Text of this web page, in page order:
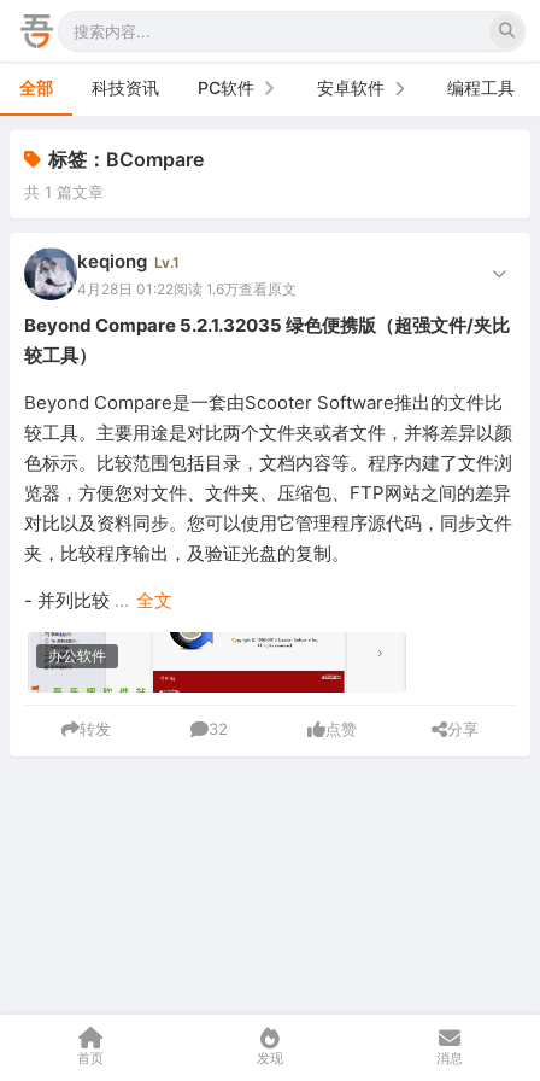
首页 发现 消息
全部 科技资讯 PC软件
办公软件
网络软件
图形图像
游戏娱乐
安全防御
系统下载
系统工具
安卓软件
手机软件
电视软件
车机软件
编程工具
标签：BCompare
共 1 篇文章
keqiong Lv.1
4月28日 01:22阅读 1.6万查看原文
Beyond Compare 5.2.1.32035 绿色便携版（超强文件/夹比
较工具）
Beyond Compare是一套由Scooter Software推出的文件比
较工具。主要用途是对比两个文件夹或者文件，并将差异以颜
色标示。比较范围包括目录，文档内容等。程序内建了文件浏
览器，方便您对文件、文件夹、压缩包、FTP网站之间的差异
对比以及资料同步。您可以使用它管理程序源代码，同步文件
夹，比较程序输出，及验证光盘的复制。
- 并列比较 ... 全文
办公软件
转发 32 点赞 分享